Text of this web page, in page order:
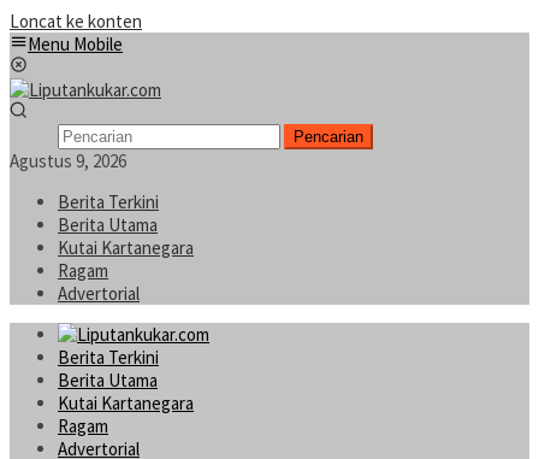
Loncat ke konten
Menu Mobile
Pencarian
Agustus 9, 2026
Berita Terkini
Berita Utama
Kutai Kartanegara
Ragam
Advertorial
Berita Terkini
Berita Utama
Kutai Kartanegara
Ragam
Advertorial